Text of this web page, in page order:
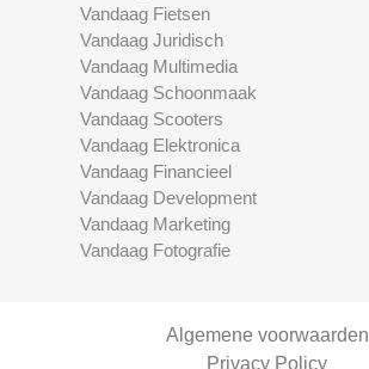
Vandaag Fietsen
Vandaag Juridisch
Vandaag Multimedia
Vandaag Schoonmaak
Vandaag Scooters
Vandaag Elektronica
Vandaag Financieel
Vandaag Development
Vandaag Marketing
Vandaag Fotografie
Algemene voorwaarden
Privacy Policy